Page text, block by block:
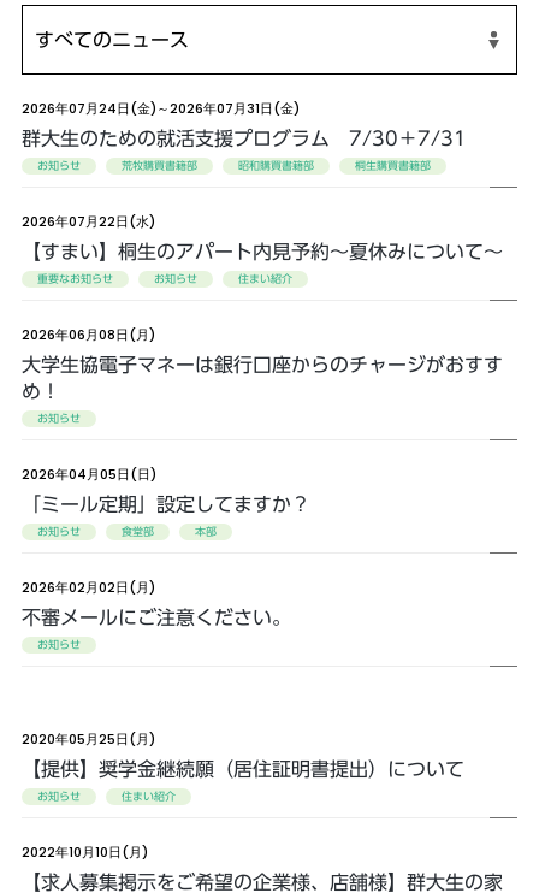
2026年07月24日(金)～2026年07月31日(金)
群大生のための就活支援プログラム 7/30＋7/31
お知らせ 荒牧購買書籍部 昭和購買書籍部 桐生購買書籍部
2026年07月22日(水)
【すまい】桐生のアパート内見予約～夏休みについて～
重要なお知らせ お知らせ 住まい紹介
2026年06月08日(月)
大学生協電子マネーは銀行口座からのチャージがおすす
め！
お知らせ
2026年04月05日(日)
「ミール定期」設定してますか？
お知らせ 食堂部 本部
2026年02月02日(月)
不審メールにご注意ください。
お知らせ
2020年05月25日(月)
【提供】奨学金継続願（居住証明書提出）について
お知らせ 住まい紹介
2022年10月10日(月)
【求人募集掲示をご希望の企業様、店舗様】群大生の家